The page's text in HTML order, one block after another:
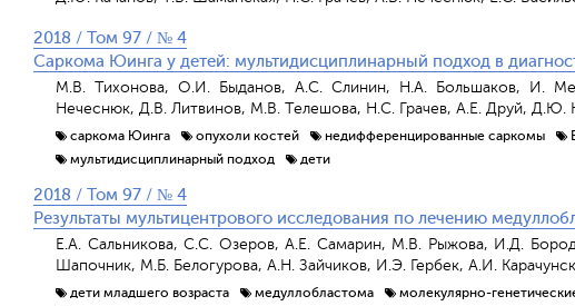
2018 / Том 97 / № 4
Саркома Юинга у детей: мультидисциплинарный подход в
М.В. Тихонова, О.И. Быданов, А.С. Слинин, Н.А. Большаков, И.
Нечеснюк, Д.В. Литвинов, М.В. Телешова, Н.С. Грачев, А.Е. Друй, Д.Ю.
саркома Юинга опухоли костей недифференцированные саркомы
мультидисциплинарный подход
дети
2018 / Том 97 / № 4
Результаты мультицентрового исследования по лечению
Е.А. Сальникова, С.С. Озеров, А.Е. Самарин, М.В. Рыжова, И.Д.
Шапочник, М.Б. Белогурова, А.Н. Зайчиков, И.Э. Гербек, А.И.
дети младшего возраста медуллобластома молекулярно-